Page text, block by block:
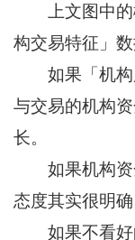
上文图中的
构交易特征」
如果「机构
与交易的机构
长。
如果机构资
态度其实很明确
如果不看好